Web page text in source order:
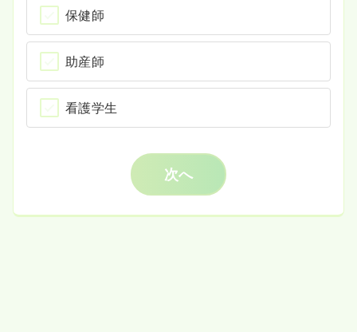
保健師
助産師
看護学生
次へ